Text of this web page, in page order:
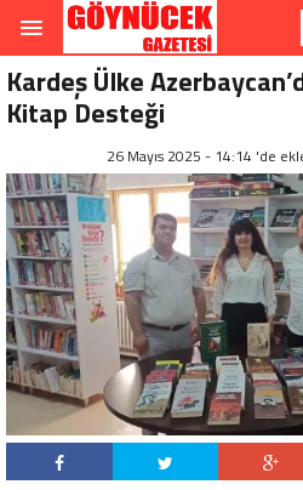
Kardeş Ülke
Kitap Desteği
26 Mayıs 2025 - 14:14 'de